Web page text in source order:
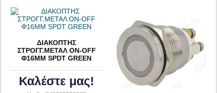
ΔΙΑΚΟΠΤΗΣ
ΣΤΡΟΓΓ.ΜΕΤΑΛ ON-OFF
Φ16ΜΜ SPDT GREEN
Καλέστε μας!